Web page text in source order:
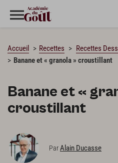
Accueil Recettes Recettes
Banane et « granola » croustillant
Banane et «
croustillant
ParAlain Ducasse
CHARGEMENT…